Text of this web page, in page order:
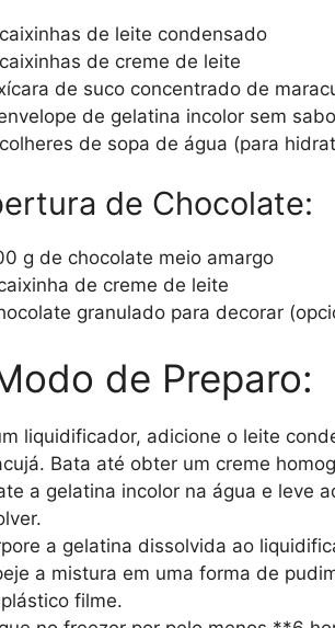
de leite condensado
de creme de leite
de suco concentrado de
de gelatina incolor sem
de sopa de água (para
de Chocolate:
g de chocolate meio amargo
de creme de leite
granulado para decorar
de Preparo:
liquidificador, adicione o leite
Bata até obter um creme
a gelatina incolor na água e leve
a gelatina dissolvida ao
a mistura em uma forma de
filme.